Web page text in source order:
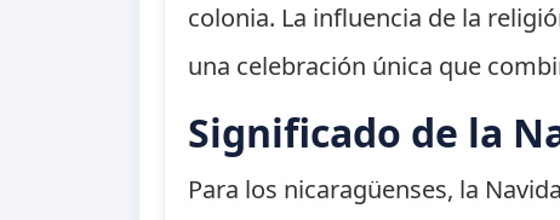
colonia. La influencia de la
una celebración única que
Significado de la
Para los nicaragüenses, la